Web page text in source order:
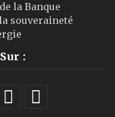
la Banque
souveraineté
: